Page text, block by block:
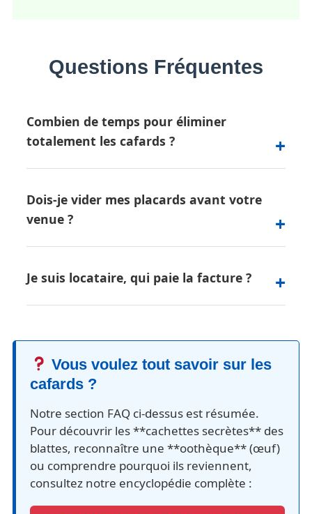
Questions Fréquentes
Combien de temps pour éliminer
totalement les cafards ?
Dois-je vider mes placards avant votre
venue ?
Je suis locataire, qui paie la facture ?
Vous voulez tout savoir sur les
cafards ?
Notre section FAQ ci-dessus est résumée.
Pour découvrir les **cachettes secrètes** des
blattes, reconnaître une **oothèque** (œuf)
ou comprendre pourquoi ils reviennent,
consultez notre encyclopédie complète :